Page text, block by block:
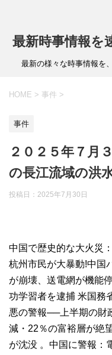
最新時事情報を
最新の様々な時事情報を
HOME > 事件 >
事件
２０２５年７月
の長江流域の洪
投稿日： 2025年7月30日
中国で歴史的な大火災
杭州市民が大暴動!中国
が崩壊、送電網が機能
功学習者を逮捕 米国務
悪の警報──上半期の財
減・22％の富裕層が絶
が沈没 。中国に警報